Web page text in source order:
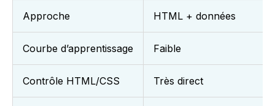
Approche HTML + données
Courbe d’apprentissage Faible
Contrôle HTML/CSS Très direct